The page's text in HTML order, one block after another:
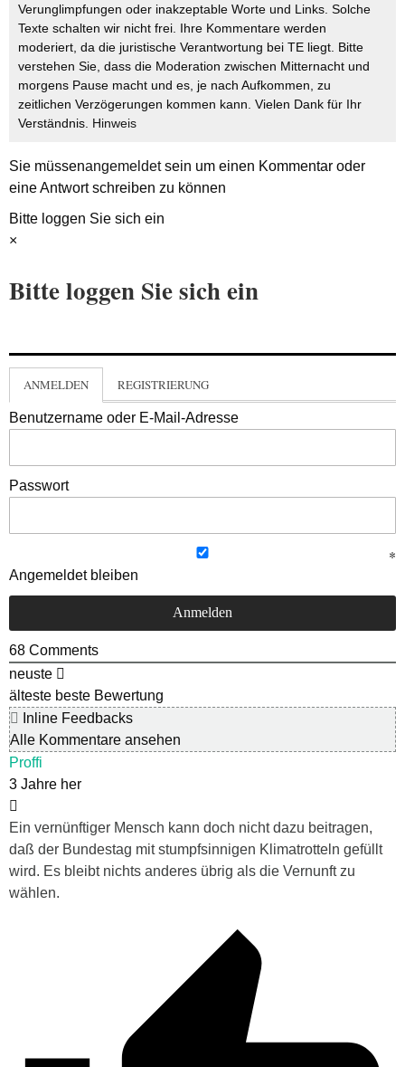
Verunglimpfungen oder inakzeptable Worte und Links. Solche
Texte schalten wir nicht frei. Ihre Kommentare werden
moderiert, da die juristische Verantwortung bei TE liegt. Bitte
verstehen Sie, dass die Moderation zwischen Mitternacht und
morgens Pause macht und es, je nach Aufkommen, zu
zeitlichen Verzögerungen kommen kann. Vielen Dank für Ihr
Verständnis. Hinweis
Sie müssenangemeldetsein um einen Kommentar oder
eine Antwort schreiben zu können
Bitte loggen Sie sich ein
×
Bitte loggen Sie sich ein
ANMELDEN REGISTRIERUNG
Benutzername oder E-Mail-Adresse
Passwort
Angemeldet bleiben
68 Comments
neuste
älteste beste Bewertung
Inline Feedbacks
Alle Kommentare ansehen
Proffi
3 Jahre her
Ein vernünftiger Mensch kann doch nicht dazu beitragen,
daß der Bundestag mit stumpfsinnigen Klimatrotteln gefüllt
wird. Es bleibt nichts anderes übrig als die Vernunft zu
wählen.